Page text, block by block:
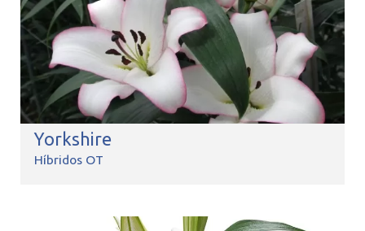
Yorkshire
Híbridos OT